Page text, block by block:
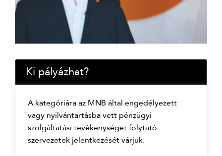
Ki pályázhat?
A kategóriára az MNB által engedélyezett
vagy nyilvántartásba vett pénzügyi
szolgáltatási tevékenységet folytató
szervezetek jelentkezését várjuk.